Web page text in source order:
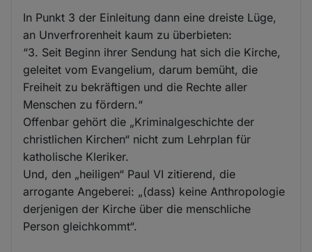
In Punkt 3 der Einleitung dann eine dreiste Lüge,
an Unverfrorenheit kaum zu überbieten:
“3. Seit Beginn ihrer Sendung hat sich die Kirche,
geleitet vom Evangelium, darum bemüht, die
Freiheit zu bekräftigen und die Rechte aller
Menschen zu fördern.“
Offenbar gehört die „Kriminalgeschichte der
christlichen Kirchen“ nicht zum Lehrplan für
katholische Kleriker.
Und, den „heiligen“ Paul VI zitierend, die
arrogante Angeberei: „(dass) keine Anthropologie
derjenigen der Kirche über die menschliche
Person gleichkommt“.